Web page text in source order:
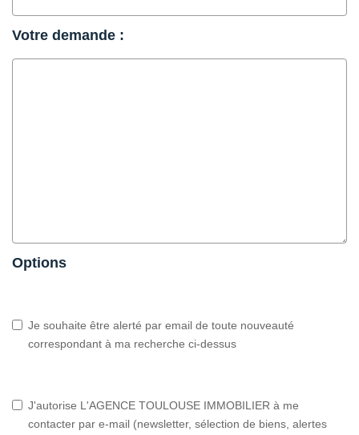
Votre demande :
Options
Je souhaite être alerté par email de toute nouveauté
correspondant à ma recherche ci-dessus
J'autorise L'AGENCE TOULOUSE IMMOBILIER à me
contacter par e-mail (newsletter, sélection de biens, alertes